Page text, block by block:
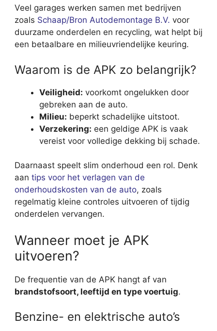
Veel garages werken samen met bedrijven
zoals Schaap/Bron Autodemontage B.V. voor
duurzame onderdelen en recycling, wat helpt bij
een betaalbare en milieuvriendelijke keuring.
Waarom is de APK zo belangrijk?
Veiligheid: voorkomt ongelukken door
gebreken aan de auto.
Milieu: beperkt schadelijke uitstoot.
Verzekering: een geldige APK is vaak
vereist voor volledige dekking bij schade.
Daarnaast speelt slim onderhoud een rol. Denk
aan tips voor het verlagen van de
onderhoudskosten van de auto, zoals
regelmatig kleine controles uitvoeren of tijdig
onderdelen vervangen.
Wanneer moet je APK
uitvoeren?
De frequentie van de APK hangt af van
brandstofsoort, leeftijd en type voertuig.
Benzine- en elektrische auto’s